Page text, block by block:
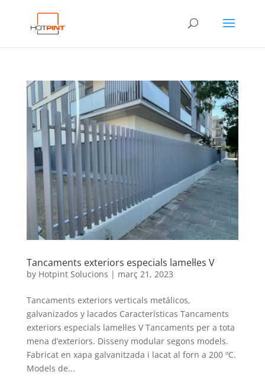
Tancaments exteriors especials lamel·les V
by Hotpint Solucions | març 21, 2023
Tancaments exteriors verticals metálicos,
galvanizados y lacados Características Tancaments
exteriors especials lamel·les V Tancaments per a tota
mena d’exteriors. Disseny modular segons models.
Fabricat en xapa galvanitzada i lacat al forn a 200 ºC.
Models de...